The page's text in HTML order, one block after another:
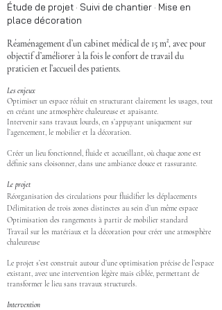
Étude de projet · Suivi de chantier · Mise en
place décoration​
Réaménagement d’un cabinet médical de 15 m², avec pour
objectif d’améliorer à la fois le confort de travail du
praticien et l’accueil des patients.
Les enjeux
Optimiser un espace réduit en structurant clairement les usages, tout
en créant une atmosphère chaleureuse et apaisante.
Intervenir sans travaux lourds, en s’appuyant uniquement sur
l’agencement, le mobilier et la décoration.
Créer un lieu fonctionnel, fluide et accueillant, où chaque zone est
définie sans cloisonner, dans une ambiance douce et rassurante.
Le projet
Réorganisation des circulations pour fluidifier les déplacements
Délimitation de trois zones distinctes au sein d’un même espace
Optimisation des rangements à partir de mobilier standard
Travail sur les matériaux et la décoration pour créer une atmosphère
chaleureuse
Le projet s’est construit autour d’une optimisation précise de l’espace
existant, avec une intervention légère mais ciblée, permettant de
transformer le lieu sans travaux structurels.
Intervention